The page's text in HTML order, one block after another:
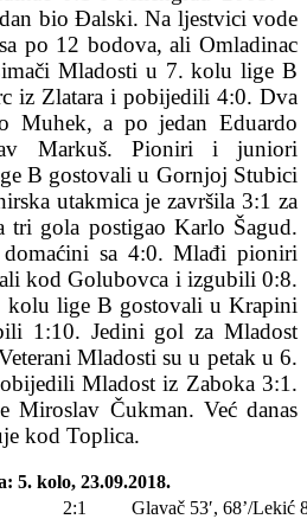
bio Đalski. Na ljestvici vode
po 12 bodova, ali Omladinac
Mladosti u 7. kolu lige B
iz Zlatara i pobijedili 4:0. Dva
Muhek, a po jedan Eduardo
Markuš. Pioniri i juniori
B gostovali u Gornjoj Stubici
utakmica je završila 3:1 za
tri gola postigao Karlo Šagud.
sa 4:0. Mlađi pioniri
kod Golubovca i izgubili 0:8.
kolu lige B gostovali u Krapini
1:10. Jedini gol za Mladost
Mladosti su u petak u 6.
Mladost iz Zaboka 3:1.
Miroslav Čukman. Već danas
kod Toplica.
5. kolo, 23.09.2018.
2:1
Glavač 53′, 68’/Lekić